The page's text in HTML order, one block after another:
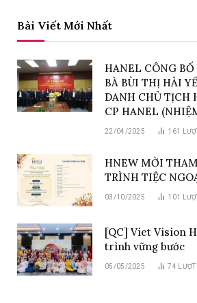
Bài Viết Mới Nhất
HANEL CÔNG
BÀ BÙI THỊ HẢI
DANH CHỦ TỊCH
CP HANEL
22/04/2025 161
HNEW MỜI
TRÌNH TIỆC
03/10/2025 101
[QC] Viet Vision
trình vững bước
05/05/2025 74